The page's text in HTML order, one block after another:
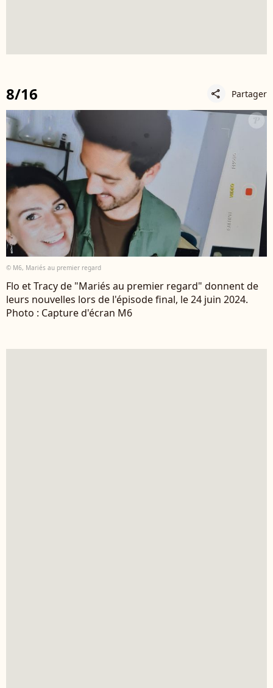
8/16 share Partager
© M6, Mariés au premier regard
Flo et Tracy de "Mariés au premier regard" donnent de
leurs nouvelles lors de l'épisode final, le 24 juin 2024.
Photo : Capture d'écran M6